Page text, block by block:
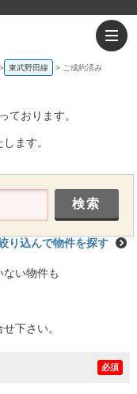
東武野田線 ご成約済み
ております。
ます。
り込んで物件を探す
い物件も
下さい。
必須